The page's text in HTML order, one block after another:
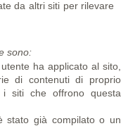
da altri siti per rilevare
sono:
ha applicato al sito,
di contenuti di proprio
i siti che offrono questa
stato già compilato o un